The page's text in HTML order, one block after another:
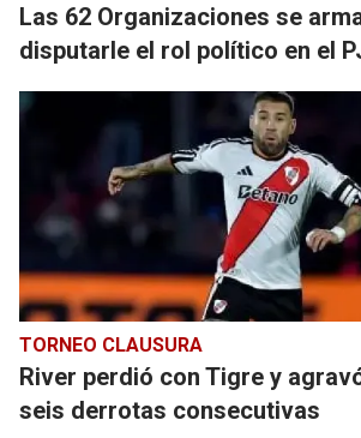
Las 62 Organizaciones se
disputarle el rol político en el
TORNEO CLAUSURA
River perdió con Tigre y
seis derrotas consecutivas